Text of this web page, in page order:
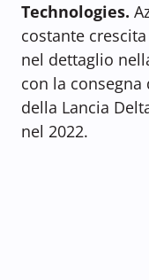
Technologies.
costante
nel dettaglio
con la
della Lancia
nel 2022.